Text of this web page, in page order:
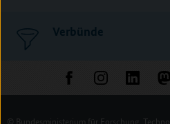
Verbünde
© Bundesministerium für Forschung,